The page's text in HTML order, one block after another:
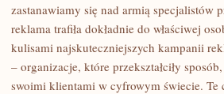
MEDIOWE
zastanawiamy się nad armią specjalistów
reklama trafiła dokładnie do właściwej
kulisami najskuteczniejszych kampanii
– organizacje, które przekształciły
swoimi klientami w cyfrowym świecie. Te